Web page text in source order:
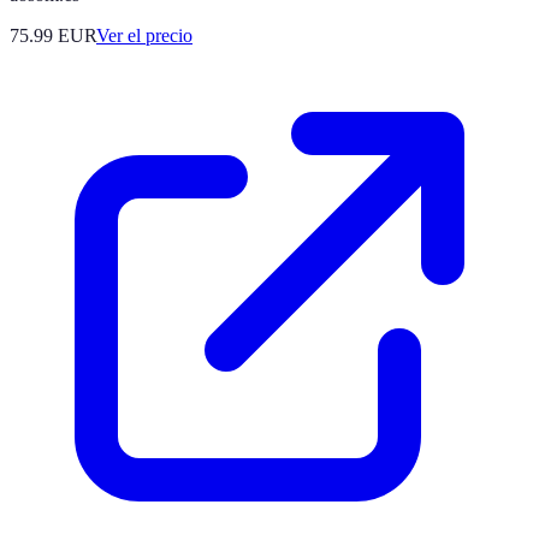
75.99 EURVer el precio